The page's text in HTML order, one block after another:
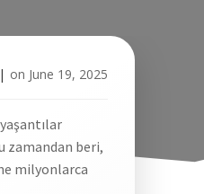
| on June 19, 2025
zamandan beri,
milyonlarca